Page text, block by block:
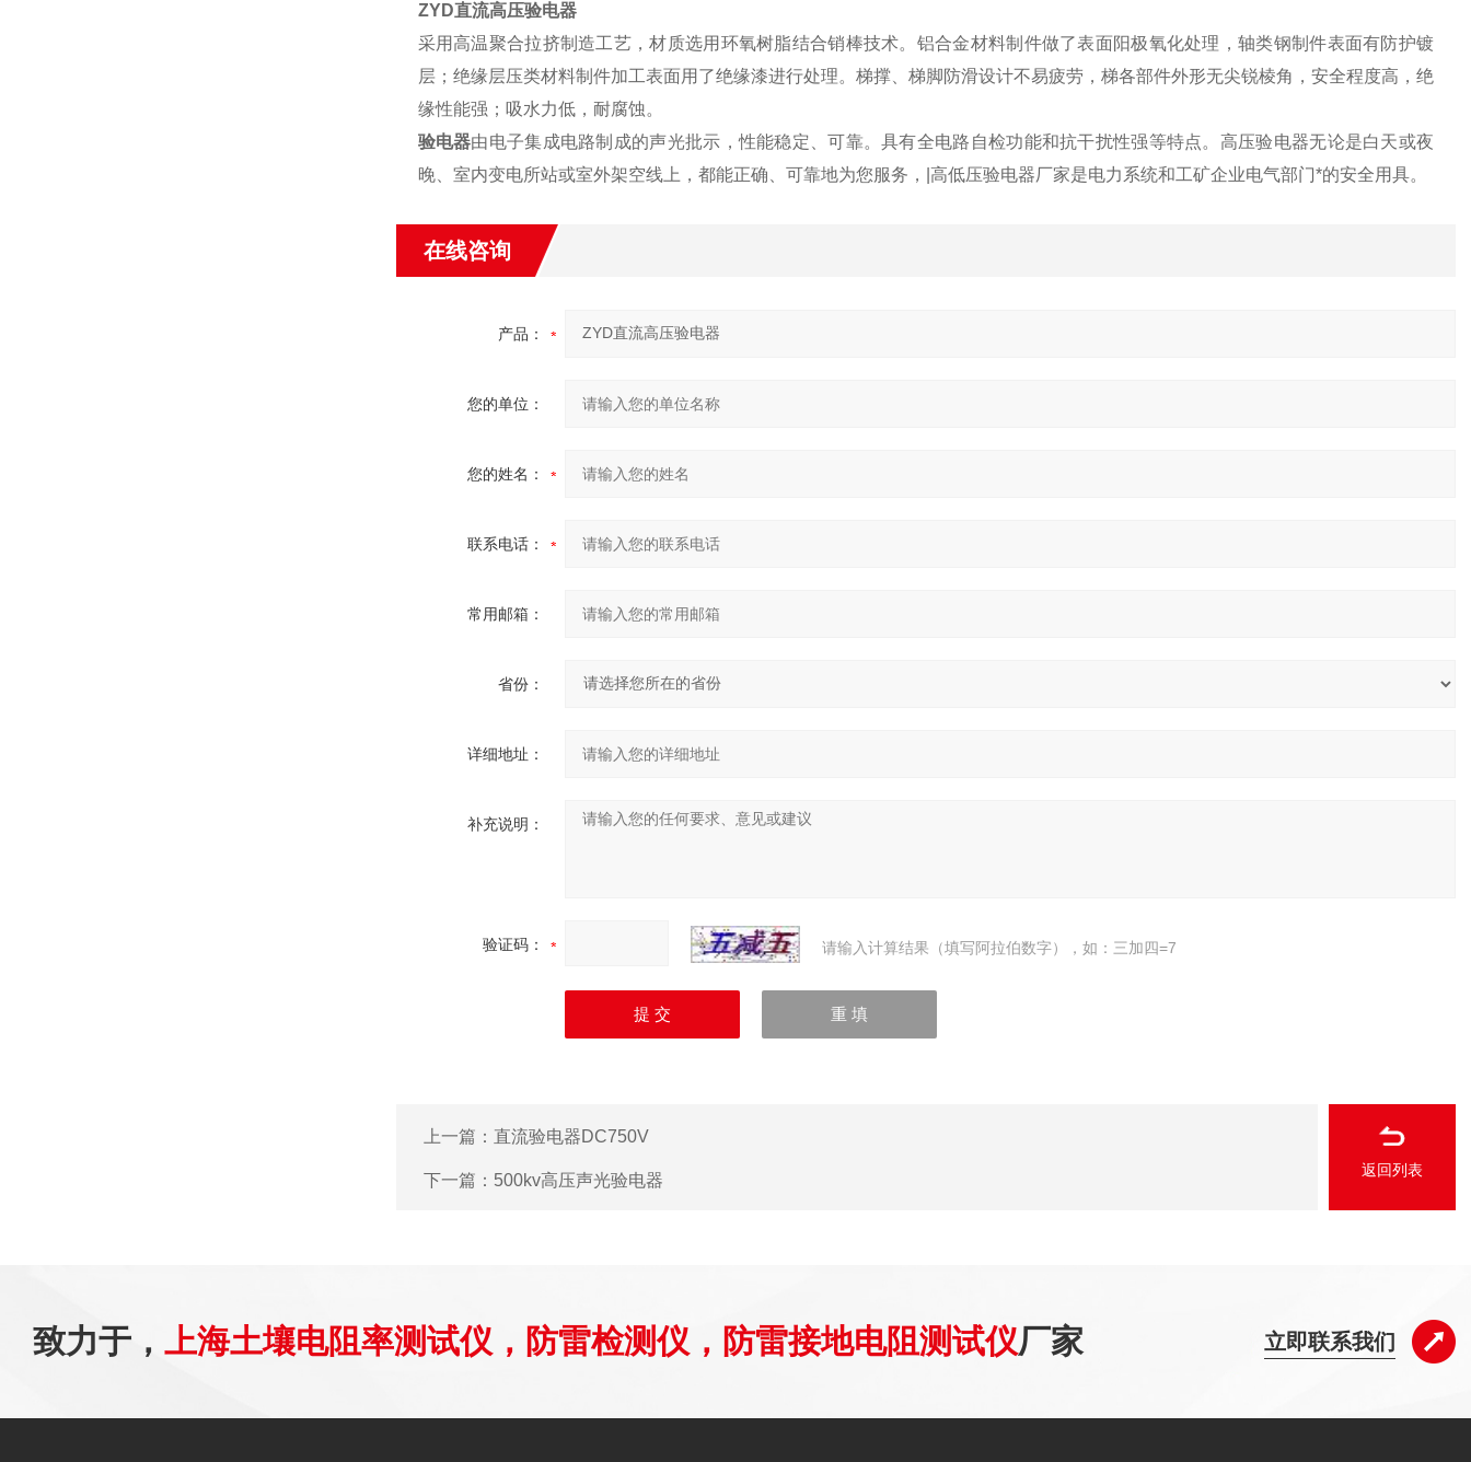
ZYD直流高压验电器
采用高温聚合拉挤制造工艺，材质选用环氧树脂结合销棒技术。铝合金材料制件做了表面阳极氧化处理，轴类钢制件表面有防护镀
层；绝缘层压类材料制件加工表面用了绝缘漆进行处理。梯撑、梯脚防滑设计不易疲劳，梯各部件外形无尖锐棱角，安全程度高，绝
缘性能强；吸水力低，耐腐蚀。
验电器由电子集成电路制成的声光批示，性能稳定、可靠。具有全电路自检功能和抗干扰性强等特点。高压验电器无论是白天或夜
晚、室内变电所站或室外架空线上，都能正确、可靠地为您服务，
|高低压验电器厂家是电力系统和工矿企业电气部门*的安全用具。
在线咨询
产品：
您的单位：
您的姓名：
联系电话：
常用邮箱：
省份：
详细地址：
补充说明：
验证码： 请输入计算结果（填写阿拉伯数字），如：三加四=7
上一篇： 直流验电器DC750V
下一篇： 500kv高压声光验电器
返回列表
致力于， 上海土壤电阻率测试仪，防雷检测仪，防雷接地电阻测试仪厂家 立即联系我们